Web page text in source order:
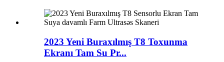
2023 Yeni Buraxılmış T8 Toxunma
Ekranı Tam Su Pr...